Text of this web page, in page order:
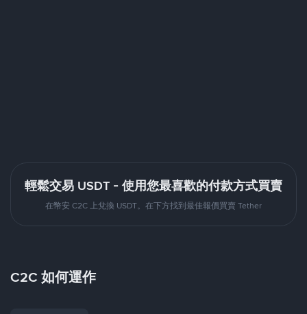
輕鬆交易 USDT - 使用您最喜歡的付款方式買賣
在幣安 C2C 上兌換 USDT。在下方找到最佳報價買賣 Tether
C2C 如何運作